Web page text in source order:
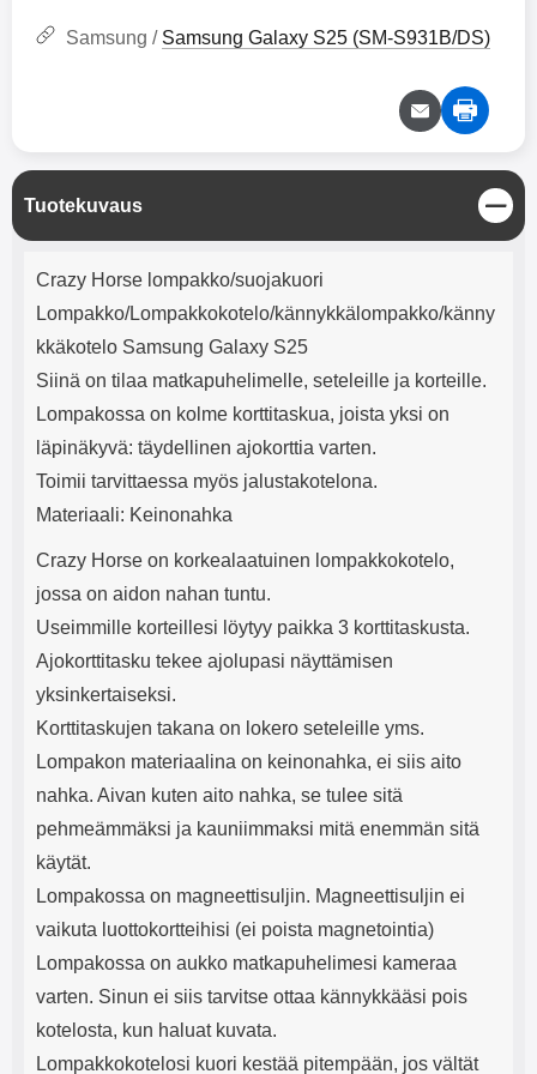
Max Output: USB: DC5V/3.0A
9V/2.22A (PD20W)
12V/1.67A(PD20W) Total Effekt:
20.W Max Johdon pituus: 1 metri
Samsung / Samsung Galaxy S25 (SM-S931B/DS)
Tuotekuvaus
S
u
l
Tuotekuvaus
Crazy Horse lompakko/suojakuori
Lompakko/Lompakkokotelo/kännykkälompakko/känny
kkäkotelo Samsung Galaxy S25
Siinä on tilaa matkapuhelimelle, seteleille ja korteille.
Lompakossa on kolme korttitaskua, joista yksi on
läpinäkyvä: täydellinen ajokorttia varten.
Toimii tarvittaessa myös jalustakotelona.
Materiaali: Keinonahka
Crazy Horse on korkealaatuinen lompakkokotelo,
jossa on aidon nahan tuntu.
Useimmille korteillesi löytyy paikka 3 korttitaskusta.
Ajokorttitasku tekee ajolupasi näyttämisen
yksinkertaiseksi.
Korttitaskujen takana on lokero seteleille yms.
Lompakon materiaalina on keinonahka, ei siis aito
nahka. Aivan kuten aito nahka, se tulee sitä
pehmeämmäksi ja kauniimmaksi mitä enemmän sitä
käytät.
Lompakossa on magneettisuljin. Magneettisuljin ei
vaikuta luottokortteihisi (ei poista magnetointia)
Lompakossa on aukko matkapuhelimesi kameraa
varten. Sinun ei siis tarvitse ottaa kännykkääsi pois
kotelosta, kun haluat kuvata.
Lompakkokotelosi kuori kestää pitempään, jos vältät